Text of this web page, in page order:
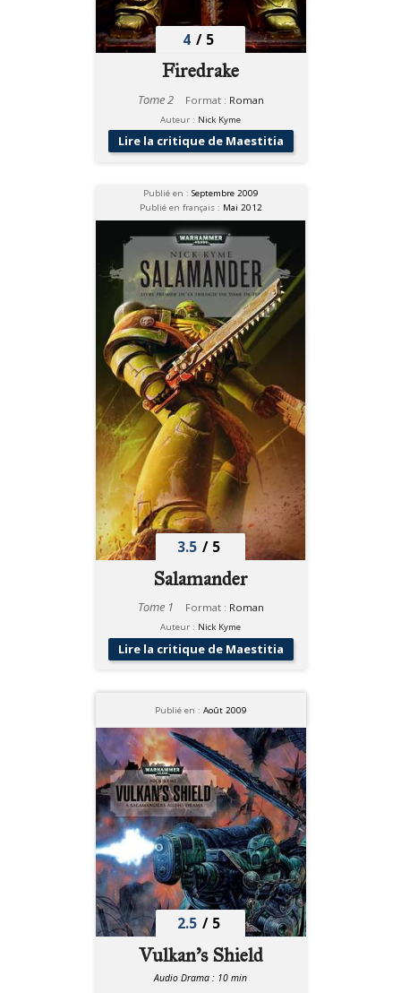
4 / 5
Firedrake
Tome 2 Format : Roman
Auteur : Nick Kyme
Lire la critique de Maestitia
Publié en : Septembre 2009
Publié en français : Mai 2012
3.5 / 5
Salamander
Tome 1 Format : Roman
Auteur : Nick Kyme
Lire la critique de Maestitia
Publié en : Août 2009
2.5 / 5
Vulkan's Shield
Audio Drama : 10 min